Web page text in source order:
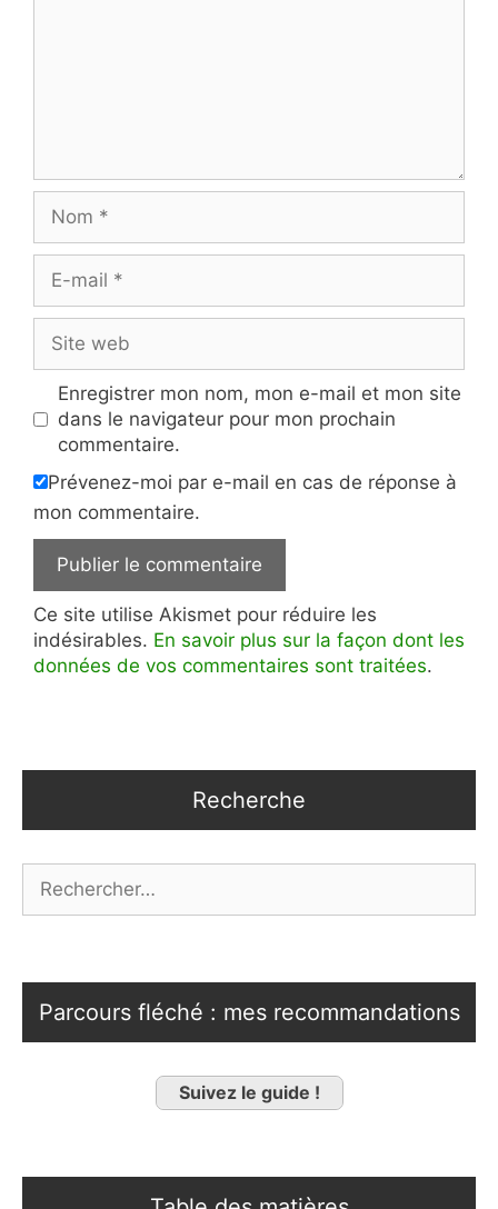
mail
web
Enregistrer mon nom, mon e-mail et mon site
dans le navigateur pour mon prochain
commentaire.
Prévenez-moi par e-mail en cas de réponse à
mon commentaire.
Ce site utilise Akismet pour réduire les
indésirables. En savoir plus sur la façon dont les
données de vos commentaires sont traitées.
Recherche
Parcours fléché : mes recommandations
Suivez le guide !